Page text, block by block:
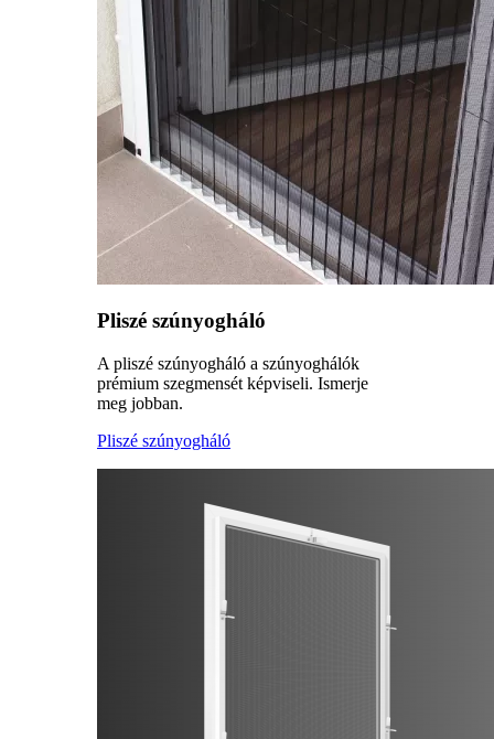
Pliszé szúnyogháló
A pliszé szúnyogháló a szúnyoghálók
prémium szegmensét képviseli. Ismerje
meg jobban.
Pliszé szúnyogháló